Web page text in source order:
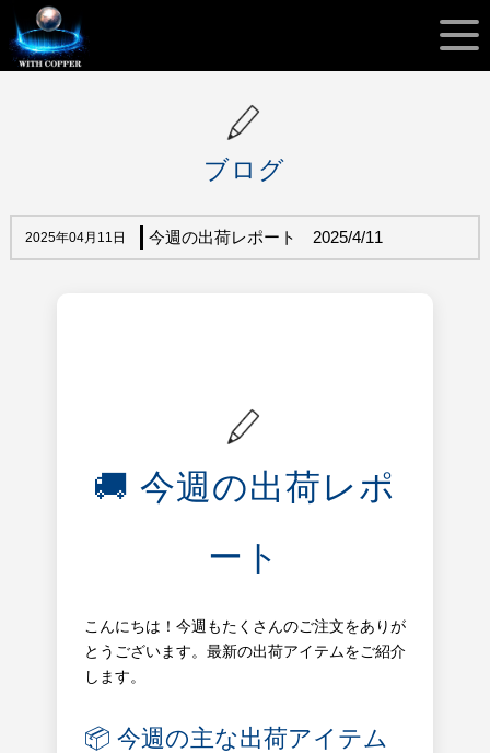
ブログ
2025年04月11日 今週の出荷レポート 2025/4/11
🚚 今週の出荷レポ
ート
こんにちは！今週もたくさんのご注文をありが
とうございます。最新の出荷アイテムをご紹介
します。
📦 今週の主な出荷アイテム